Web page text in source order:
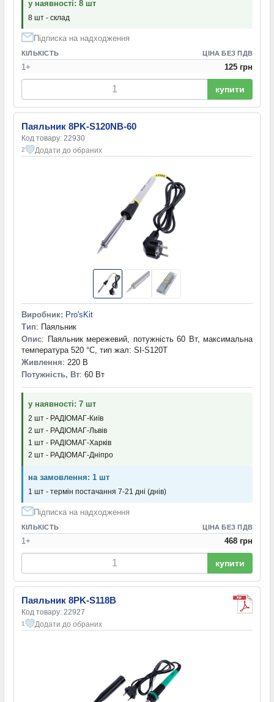
у наявності: 8 шт
8 шт - склад
Підписка на надходження
КІЛЬКІСТЬ ЦІНА БЕЗ ПДВ
1+ 125 грн
купити
Паяльник 8PK-S120NB-60
Код товару: 22930
2 Додати до обраних
Виробник: Pro'sKit
Тип: Паяльник
Опис: Паяльник мережевий, потужність 60 Вт, максимальна
температура 520 °C, тип жал: SI-S120T
Живлення: 220 В
Потужність, Вт: 60 Вт
у наявності: 7 шт
2 шт - РАДІОМАГ-Київ
2 шт - РАДІОМАГ-Львів
1 шт - РАДІОМАГ-Харків
2 шт - РАДІОМАГ-Дніпро
на замовлення: 1 шт
1 шт - термін постачання 7-21 дні (днів)
Підписка на надходження
КІЛЬКІСТЬ ЦІНА БЕЗ ПДВ
1+ 468 грн
купити
Паяльник 8PK-S118B
Код товару: 22927
1 Додати до обраних